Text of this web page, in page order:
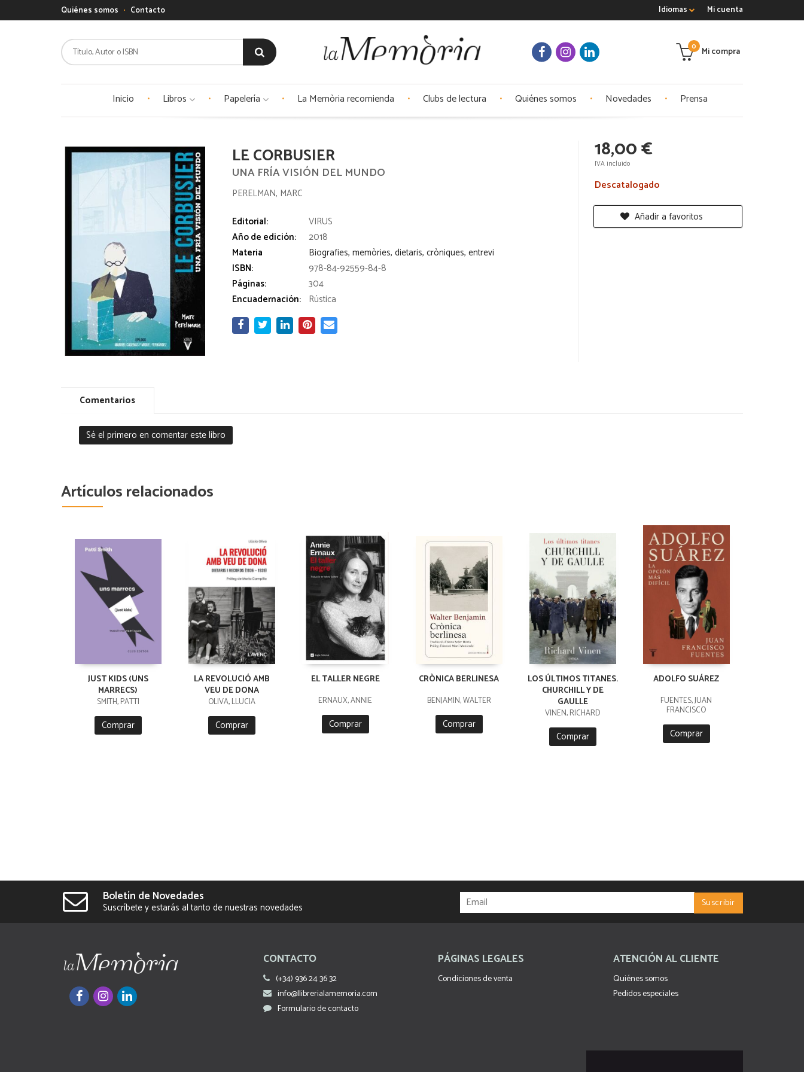
Mi cuenta
Idiomas
Quiénes somos Contacto
Mi compra
0
Inicio Libros Papelería La Memòria recomienda Clubs de lectura Quiénes somos Novedades Prensa
LE CORBUSIER
UNA FRÍA VISIÓN DEL MUNDO
PERELMAN, MARC
Editorial:
VIRUS
Año de edición:
2018
Materia
Biografies, memòries, dietaris, cròniques, entrevi
ISBN:
978-84-92559-84-8
Páginas:
304
Encuadernación: Rústica
18,00 €
IVA incluido
Descatalogado
Añadir a favoritos
Comentarios
Sé el primero en comentar este libro
Artículos relacionados
JUST KIDS (UNS
MARRECS)
SMITH, PATTI
Comprar
LA REVOLUCIÓ AMB
VEU DE DONA
OLIVA, LLÚCIA
Comprar
EL TALLER NEGRE
ERNAUX, ANNIE
Comprar
CRÒNICA BERLINESA
BENJAMIN, WALTER
Comprar
LOS ÚLTIMOS TITANES.
CHURCHILL Y DE
GAULLE
VINEN, RICHARD
Comprar
ADOLFO SUÁREZ
FUENTES, JUAN
FRANCISCO
Comprar
Boletín de Novedades
Suscríbete y estarás al tanto de nuestras novedades
CONTACTO
(+34) 936 24 36 32
info@llibrerialamemoria.com
Formulario de contacto
PÁGINAS LEGALES
Condiciones de venta
ATENCIÓN AL CLIENTE
Quiénes somos
Pedidos especiales